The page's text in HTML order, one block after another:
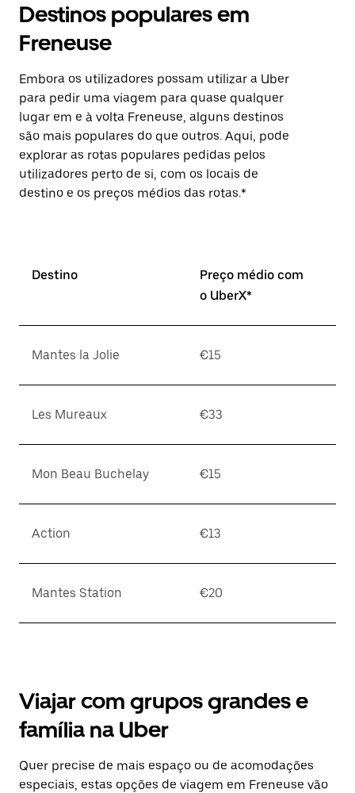
Destinos populares em
Freneuse
Embora os utilizadores possam utilizar a Uber
para pedir uma viagem para quase qualquer
lugar em e à volta Freneuse, alguns destinos
são mais populares do que outros. Aqui, pode
explorar as rotas populares pedidas pelos
utilizadores perto de si, com os locais de
destino e os preços médios das rotas.*
Destino
Preço médio com
o UberX*
Mantes la Jolie €15
Les Mureaux €33
Mon Beau Buchelay €15
Action €13
Mantes Station €20
Viajar com grupos grandes e
família na Uber
Quer precise de mais espaço ou de acomodações
especiais, estas opções de viagem em Freneuse vão